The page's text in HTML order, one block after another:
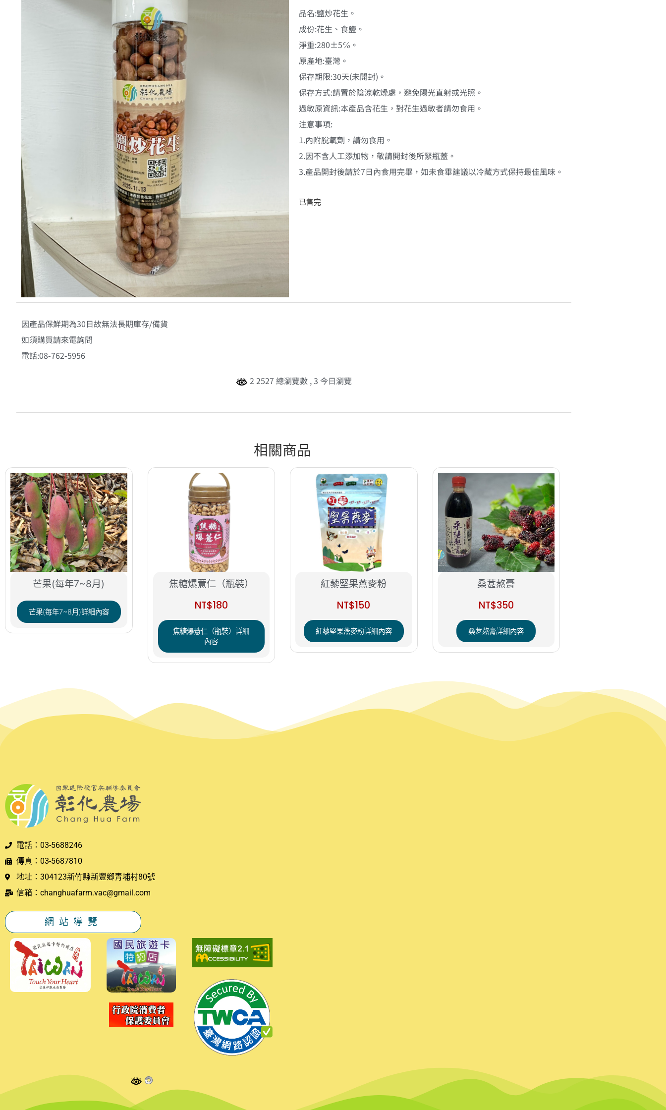
品名:鹽炒花生。
成份:花生、食鹽。
淨重:280±5℅。
原產地:臺灣。
保存期限:30天(未開封)。
保存方式:請置於陰涼乾燥處，避免陽光直射或光照。
過敏原資訊:本產品含花生，對花生過敏者請勿食用。
注意事項:
1.內附脫氧劑，請勿食用。
2.因不含人工添加物，敬請開封後所緊瓶蓋。
3.產品開封後請於7日內食用完畢，如未食畢建議以冷藏方式保持最佳風味。
已售完
因產品保鮮期為30日故無法長期庫存/備貨
如須購買請來電詢問
電話:08-762-5956
2 2527 總瀏覽數 , 3 今日瀏覽
相關商品
芒果(每年7~8月)
芒果(每年7~8月)詳細內容
焦糖爆薏仁（瓶裝）
NT$180
焦糖爆薏仁（瓶裝）詳細
內容
紅藜堅果燕麥粉
NT$150
紅藜堅果燕麥粉詳細內容
桑葚熬膏
NT$350
桑葚熬膏詳細內容
電話：03-5688246
傳真：03-5687810
地址：304123新竹縣新豐鄉青埔村80號
信箱：changhuafarm.vac@gmail.com
網站導覽